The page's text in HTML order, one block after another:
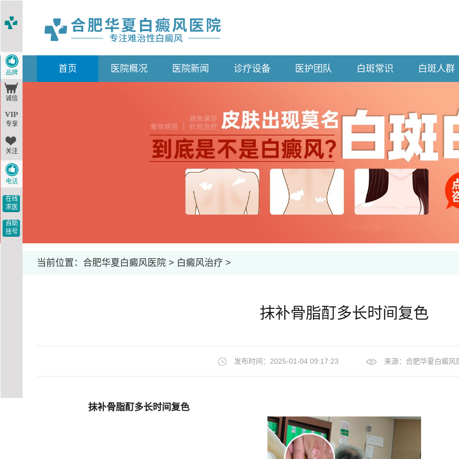
首 页 医院概况 医院新闻 诊疗设备 医护团队 白斑常识 白斑人群
当前位置： 合肥华夏白癜风医院 > 白癜风治疗 >
抹补骨脂酊多长时间复色
发布时间：2025-01-04 09:17:23 来源： 合肥华夏白癜风
抹补骨脂酊多长时间复色
品牌
诚信
专享
关注
电话
在线
求医
自助
挂号